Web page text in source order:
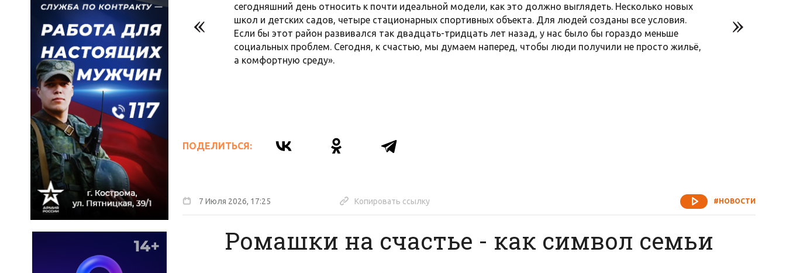
сегодняшний день относить к почти идеальной модели, как это должно выглядеть. Несколько новых
школ и детских садов, четыре стационарных спортивных объекта. Для людей созданы все условия.
Если бы этот район развивался так двадцать-тридцать лет назад, у нас было бы гораздо меньше
социальных проблем. Сегодня, к счастью, мы думаем наперед, чтобы люди получили не просто жильё,
а комфортную среду».
ПОДЕЛИТЬСЯ:
7 Июля 2026, 17:25 Копировать ссылку #НОВОСТИ
Ромашки на счастье - как символ семьи